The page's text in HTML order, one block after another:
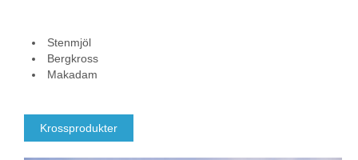
Stenmjöl
Bergkross
Makadam
Krossprodukter